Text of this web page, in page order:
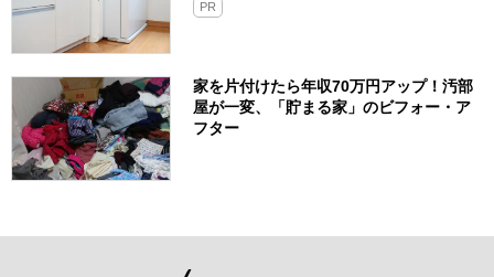
PR
家を片付けたら年収70万円アップ！汚部
屋が一変、「貯まる家」のビフォー・ア
フター